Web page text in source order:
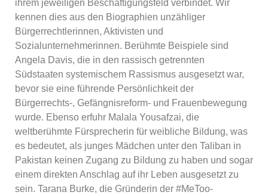
ihrem jeweiligen Beschäftigungsfeld verbindet. Wir
kennen dies aus den Biographien unzähliger
Bürgerrechtlerinnen, Aktivisten und
Sozialunternehmerinnen. Berühmte Beispiele sind
Angela Davis, die in den rassisch getrennten
Südstaaten systemischem Rassismus ausgesetzt war,
bevor sie eine führende Persönlichkeit der
Bürgerrechts-, Gefängnisreform- und Frauenbewegung
wurde. Ebenso erfuhr Malala Yousafzai, die
weltberühmte Fürsprecherin für weibliche Bildung, was
es bedeutet, als junges Mädchen unter den Taliban in
Pakistan keinen Zugang zu Bildung zu haben und sogar
einem direkten Anschlag auf ihr Leben ausgesetzt zu
sein. Tarana Burke, die Gründerin der #MeToo-